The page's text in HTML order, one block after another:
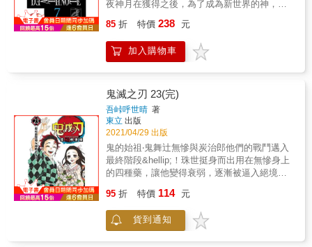
夜神月在獲得之後，為了成為新世界的神，他
恐怖存在。另一方面，因為犯罪者接二連三神
秘死亡，名偵探Ｌ展開調查。月與Ｌ…兩人壯
烈的對戰自此開幕。
85 折 特價 238 元
加入購物車
鬼滅之刃 23(完)
吾峠呼世晴 著
東立 出版
2021/04/29 出版
鬼的始祖‧鬼舞辻無慘與炭治郎他們的戰鬥邁入
最終階段&hellip;！珠世挺身而出用在無慘身上
的四種藥，讓他變得衰弱，逐漸被逼入絕境。
何？與鬼之間漫長的戰鬥，終於來到決勝時
刻！
95 折 特價 114 元
貨到通知